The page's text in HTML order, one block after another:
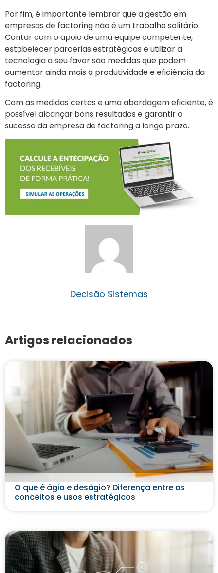
Por fim, é importante lembrar que a gestão em
empresas de factoring não é um trabalho solitário.
Contar com o apoio de uma equipe competente,
estabelecer parcerias estratégicas e utilizar a
tecnologia a seu favor são medidas que podem
aumentar ainda mais a produtividade e eficiência da
factoring.
Com as medidas certas e uma abordagem eficiente, é
possível alcançar bons resultados e garantir o
sucesso da empresa de factoring a longo prazo.
Decisão Sistemas
Artigos relacionados
O que é ágio e deságio? Diferença entre os
conceitos e usos estratégicos